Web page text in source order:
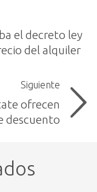
el decreto ley
del alquiler
Siguiente
ofrecen
descuento